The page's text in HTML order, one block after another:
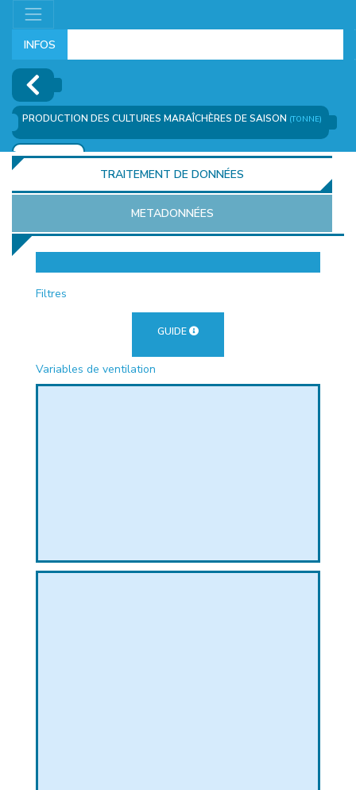
INFOS
PRODUCTION DES CULTURES MARAÎCHÈRES DE SAISON (TONNE)
AJOUTER
TRAITEMENT DE DONNÉES
METADONNÉES
Filtres
GUIDE
Variables de ventilation